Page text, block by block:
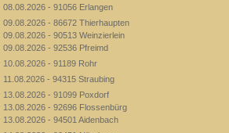
08.08.2026 - 91056 Erlangen
09.08.2026 - 86672 Thierhaupten
09.08.2026 - 90513 Weinzierlein
09.08.2026 - 92536 Pfreimd
10.08.2026 - 91189 Rohr
11.08.2026 - 94315 Straubing
13.08.2026 - 91099 Poxdorf
13.08.2026 - 92696 Flossenbürg
13.08.2026 - 94501 Aidenbach